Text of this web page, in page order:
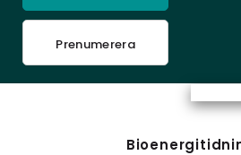
Prenumerera